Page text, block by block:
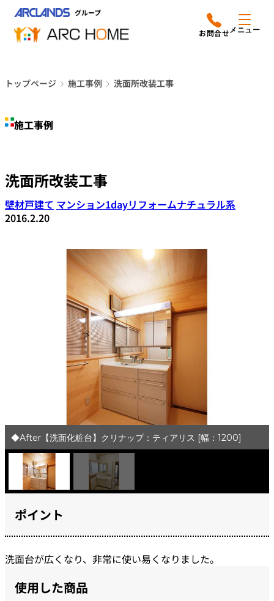
ッ
アークホームについて
施工事例
店舗案内
会社情報
採用情報はこちら
メニュー
営業時間は
平日9時から18時までと
電話をかける
トップページ 施工事例 洗面所改装工事
施工事例
洗面所改装工事
壁材戸建て マンション1dayリフォームナチュラル系
2016.2.20
◆After【洗面化粧台】クリナップ：ティアリス [幅：1200]
ポイント
洗面台が広くなり、非常に使い易くなりました。
使用した商品